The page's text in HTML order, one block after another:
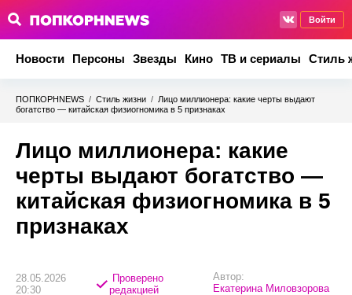
Войти
Новости Персоны Звезды Кино ТВ и сериалы Стиль
ПОПКОРНNEWS / Стиль жизни / Лицо миллионера: какие черты выдают
богатство — китайская физиогномика в 5 признаках
Лицо миллионера: какие
черты выдают богатство —
китайская физиогномика в 5
признаках
28.05.2026
20:30
Проверено
редакцией
Автор:
Екатерина Миловзорова